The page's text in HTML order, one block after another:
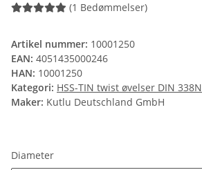
(1 Bedømmelser)
Artikel nummer: 10001250
EAN: 4051435000246
HAN: 10001250
Kategori: HSS-TIN twist øvelser DIN 338N
Maker: Kutlu Deutschland GmbH
Diameter